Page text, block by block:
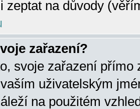
zeptat na důvody
zařazení?
svoje zařazení přímo
uživatelským
na použitém